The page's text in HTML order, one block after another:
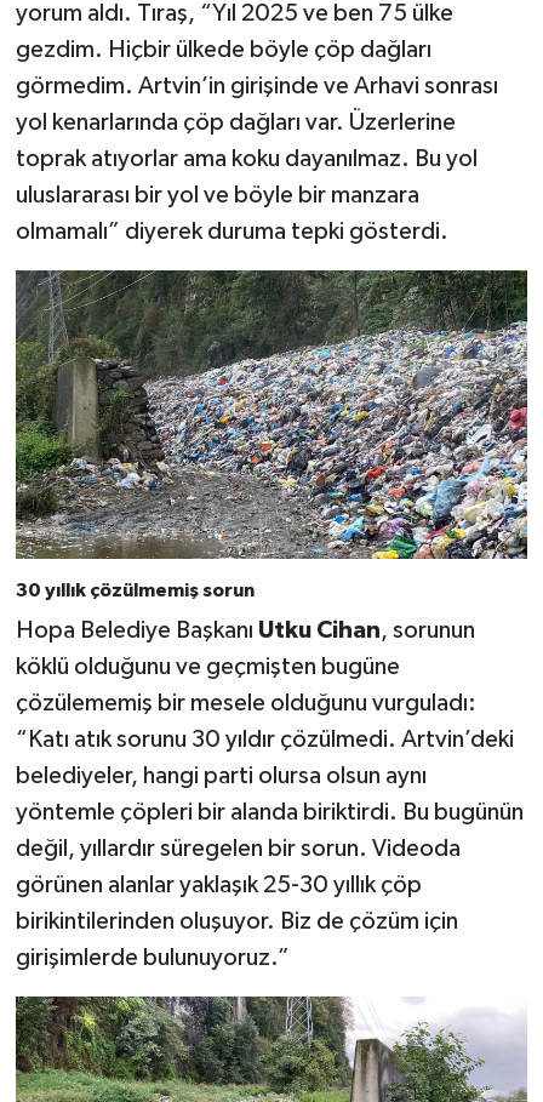
yorum aldı. Tıraş, “Yıl 2025 ve ben 75 ülke
gezdim. Hiçbir ülkede böyle çöp dağları
görmedim. Artvin’in girişinde ve Arhavi sonrası
yol kenarlarında çöp dağları var. Üzerlerine
toprak atıyorlar ama koku dayanılmaz. Bu yol
uluslararası bir yol ve böyle bir manzara
olmamalı” diyerek duruma tepki gösterdi.
30 yıllık çözülmemiş sorun
Hopa Belediye Başkanı Utku Cihan, sorunun
köklü olduğunu ve geçmişten bugüne
çözülememiş bir mesele olduğunu vurguladı:
“Katı atık sorunu 30 yıldır çözülmedi. Artvin’deki
belediyeler, hangi parti olursa olsun aynı
yöntemle çöpleri bir alanda biriktirdi. Bu bugünün
değil, yıllardır süregelen bir sorun. Videoda
görünen alanlar yaklaşık 25-30 yıllık çöp
birikintilerinden oluşuyor. Biz de çözüm için
girişimlerde bulunuyoruz.”